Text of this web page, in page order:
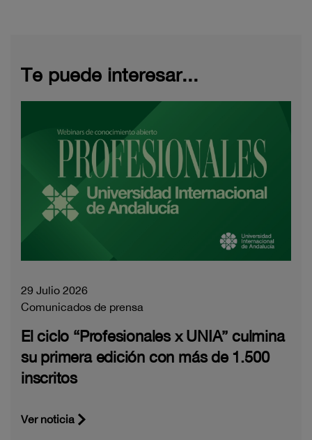
Te puede interesar...
29 Julio 2026
Comunicados de prensa
El ciclo “Profesionales x UNIA” culmina
su primera edición con más de 1.500
inscritos
Ver noticia